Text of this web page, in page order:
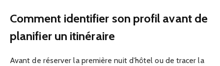
Comment identifier son profil avant de
planifier un itinéraire
Avant de réserver la première nuit d’hôtel ou de tracer la